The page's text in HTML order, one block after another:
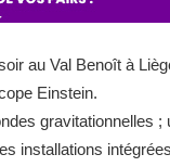
au Val Benoît à
Einstein.
gravitationnelles ;
installations